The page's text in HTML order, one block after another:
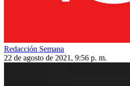
Redacción Semana
22 de agosto de 2021, 9:56 p. m.